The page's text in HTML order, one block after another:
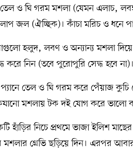
তেল ও ঘি গরম মশলা (যেমন এলাচ,
জল (ঐচ্ছিক)। কাঁচা মরিচ ও ধনে
হলুদ, লবণ ও অন্যান্য মশলা
করে নিন (তবে পুরোপুরি সেদ্ধ হবে না)।
তেল ও ঘি গরম করে পেঁয়াজ
মশলায় টক দই যোগ করে ভালো
হাঁড়ির নিচে প্রথমে ভাজা ইলিশ
গ্রেভি ছড়িয়ে দিন। এরপর